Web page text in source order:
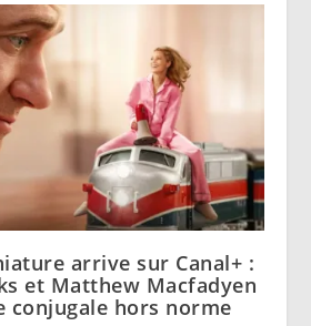
arrive sur Canal+ :
et Matthew Macfadyen
conjugale hors norme